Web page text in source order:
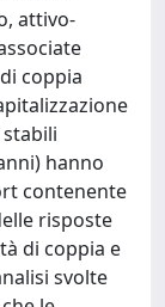
attivo-
coppia
hanno
contenente
risposte
di coppia e
svolte